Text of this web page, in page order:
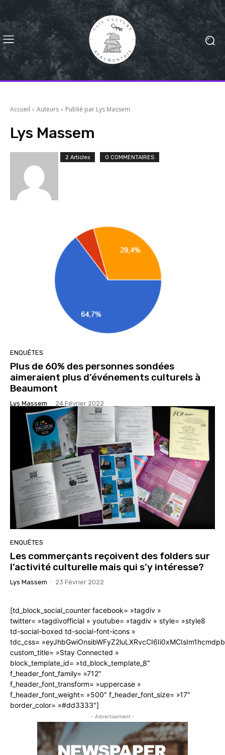
Accueil Auteurs Publié par Lys Massem
Lys Massem
2 Articles 0 COMMENTAIRES
ENQUÊTES
Plus de 60% des personnes sondées
aimeraient plus d’événements culturels à
Beaumont
Lys Massem - 24 Février 2022
ENQUÊTES
Les commerçants reçoivent des folders sur
l’activité culturelle mais qui s’y intéresse?
Lys Massem - 23 Février 2022
[td_block_social_counter facebook= »tagdiv »
twitter= »tagdivofficial » youtube= »tagdiv » style= »style8
td-social-boxed td-social-font-icons »
tdc_css=
custom_title= »Stay Connected »
block_template_id= »td_block_template_8″
f_header_font_family= »712″
f_header_font_transform= »uppercase »
f_header_font_weight= »500″ f_header_font_size= »17″
border_color= »#dd3333″]
- Advertisement -